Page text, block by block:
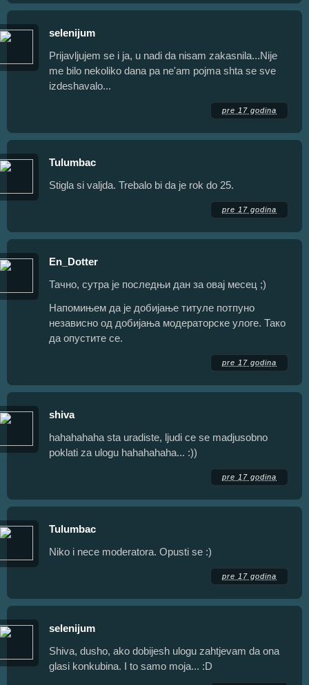
selenijum
Prijavljujem se i ja, u nadi da nisam zakasnila...Nije
me bilo nekoliko dana pa ne'am pojma shta se sve
izdeshavalo...
pre 17 godina
Tulumbac
Stigla si valjda. Trebalo bi da je rok do 25.
pre 17 godina
En_Dotter
Тачно, сутра је последњи дан за овај месец ;)
Напомињем да је добијање титуле потпуно
независно од добијања модераторске улоге. Тако
да опустите се.
pre 17 godina
shiva
hahahahaha sta uradiste, ljudi ce se madjusobno
poklati za ulogu hahahahaha... :))
pre 17 godina
Tulumbac
Niko i nece moderatora. Opusti se :)
pre 17 godina
selenijum
Shiva, dusho, ako dobijesh ulogu zahtjevam da ona
glasi konkubina. I to samo moja... :D